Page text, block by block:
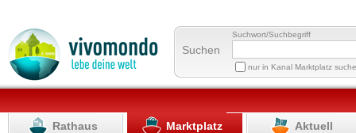
Suchen
Suchwort/Suchbegriff
nur in Kanal Marktplatz
Rathaus Marktplatz Aktuell